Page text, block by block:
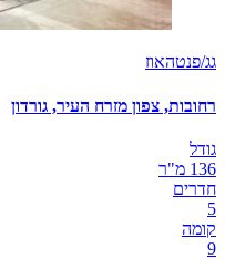
גג/פנטהאוז
רחובות, צפון מזרח העיר, גורדון
גודל
136 מ"ר
חדרים
5
קומה
9